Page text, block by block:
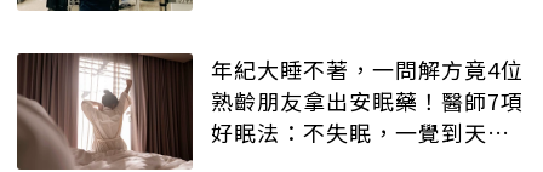
年紀大睡不著，一問解方竟4位
熟齡朋友拿出安眠藥！醫師7項
好眠法：不失眠，一覺到天